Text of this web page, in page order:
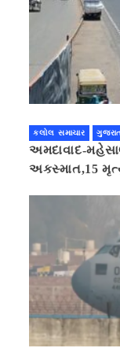
કલોલ સમાચાર
અમદાવાદ-
અકસ્માત,15